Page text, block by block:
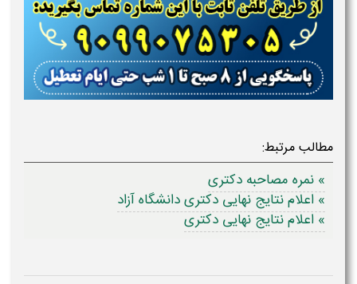
مطالب مرتبط:
» نمره مصاحبه دکتری
» اعلام نتایج نهایی دکتری دانشگاه آزاد
» اعلام نتایج نهایی دکتری